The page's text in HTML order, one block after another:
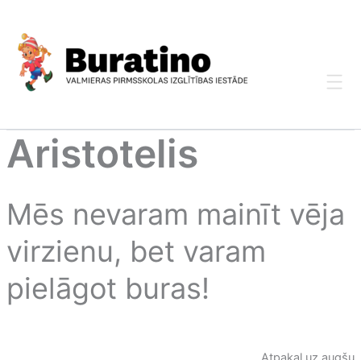
content
Aristotelis
Mēs nevaram mainīt vēja
virzienu, bet varam
pielāgot buras!